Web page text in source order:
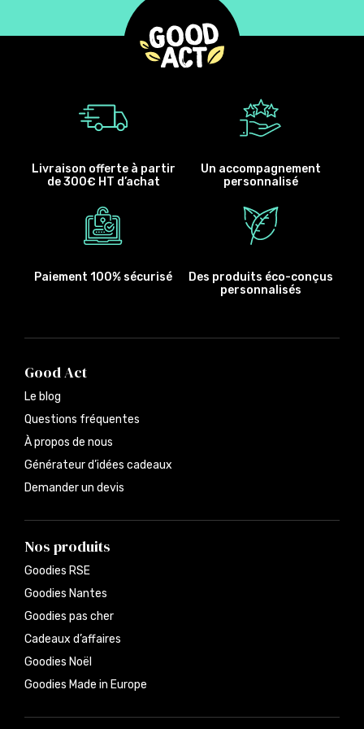
Livraison offerte à partir
de 300€ HT d’achat
Un accompagnement
personnalisé
Paiement 100% sécurisé
Des produits éco-conçus
personnalisés
Good Act
Le blog
Questions fréquentes
À propos de nous
Générateur d’idées cadeaux
Demander un devis
Nos produits
Goodies RSE
Goodies Nantes
Goodies pas cher
Cadeaux d’affaires
Goodies Noël
Goodies Made in Europe